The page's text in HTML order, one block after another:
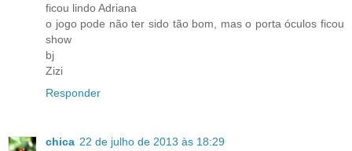
ficou lindo Adriana
o jogo pode não ter sido tão bom, mas o porta óculos ficou
show
bj
Zizi
Responder
chica 22 de julho de 2013 às 18:29